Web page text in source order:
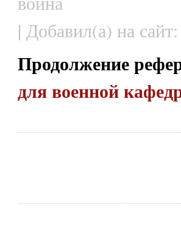
| Добавил(а) на
Продолжение
для военной